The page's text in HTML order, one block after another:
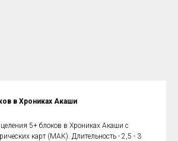
в Хрониках Акаши
5+ блоков в Хрониках Акаши с
карт (МАК). Длительность - 2,5 - 3